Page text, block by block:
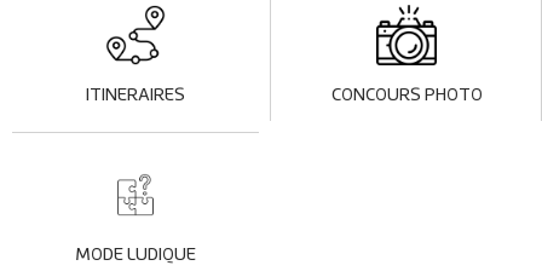
ITINERAIRES CONCOURS PHOTO
MODE LUDIQUE